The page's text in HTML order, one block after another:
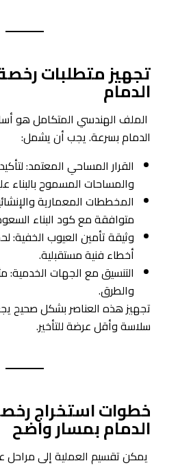
تجهيز متطلبات
الدمام
الملف الهندسي المتكامل هو
الدمام بسرعة. يجب أن يشمل:
القرار المساحي المعتمد:
والمساحات المسموح بالبناء
المخططات المعمارية
متوافقة مع كود البناء
وثيقة تأمين العيوب الخفية:
أخطاء فنية مستقبلية.
التنسيق مع الجهات الخدمية:
والطرق.
تجهيز هذه العناصر بشكل صحيح
سلاسة وأقل عرضة للتأخير.
خطوات استخراج
الدمام بمسار واضح
يمكن تقسيم العملية إلى مراحل